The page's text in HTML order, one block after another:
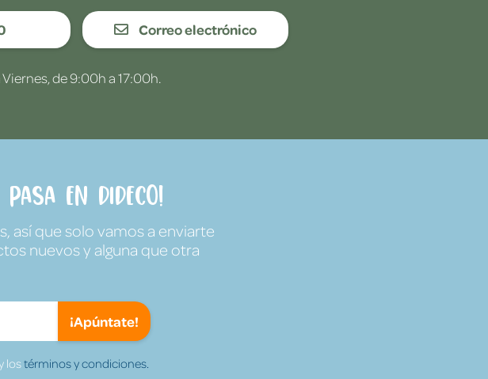
Correo electrónico
de 9:00h a 17:00h.
en Dideco!
así que solo vamos a enviarte
nuevos y alguna que otra
¡Apúntate!
lostérminos y condiciones.